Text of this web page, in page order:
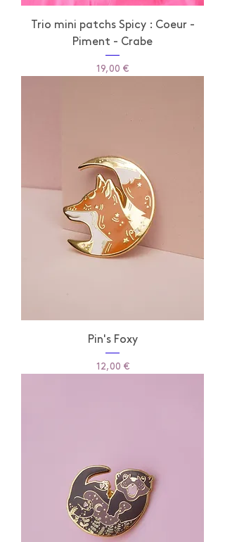
Trio mini patchs Spicy : Coeur -
Piment - Crabe
Prix
19,00 €
Pin's Foxy
Prix
12,00 €